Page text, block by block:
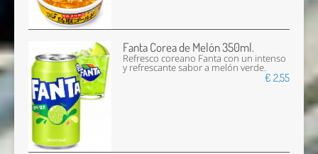
Fanta Corea de Melón 350ml.
Refresco coreano Fanta con un intenso
y refrescante sabor a melón verde.
€ 2,55